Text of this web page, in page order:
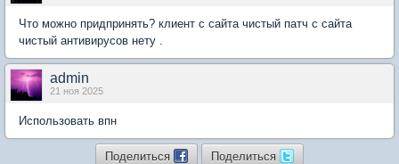
Что можно придпринять? клиент с сайта чистый патч с сайта
чистый антивирусов нету .
admin
21 ноя 2025
Использовать впн
Поделиться Поделиться